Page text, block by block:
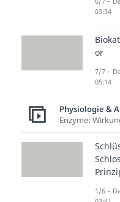
nach
Sie
einem
Wie die
ist der
Den
03:34
or
7/7 –
05:14
Physiologie &
Enzyme:
1/6 –